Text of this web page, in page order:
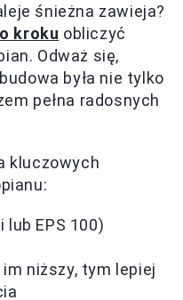
śnieżna zawieja?
kroku obliczyć
Odważ się,
była nie tylko
pełna radosnych
kluczowych
EPS 100)
niższy, tym lepiej